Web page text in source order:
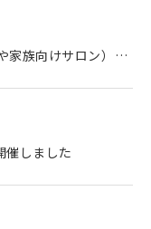
ロン）を開催します。
催しました